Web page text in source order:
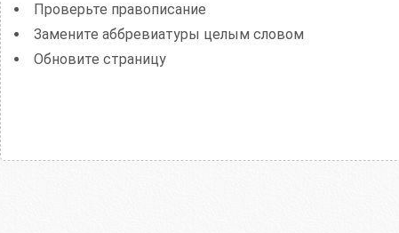
Проверьте правописание
Замените аббревиатуры целым словом
Обновите страницу